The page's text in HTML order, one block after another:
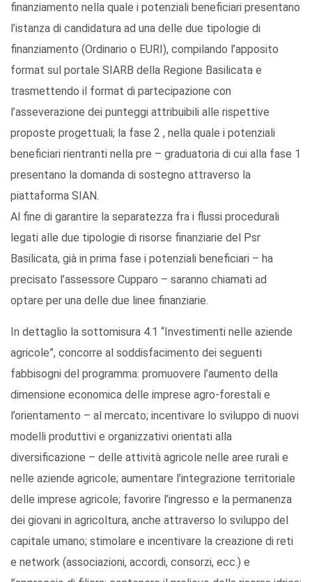
finanziamento nella quale i potenziali beneficiari presentano
l’istanza di candidatura ad una delle due tipologie di
finanziamento (Ordinario o EURI), compilando l’apposito
format sul portale SIARB della Regione Basilicata e
trasmettendo il format di partecipazione con
l’asseverazione dei punteggi attribuibili alle rispettive
proposte progettuali; la fase 2 , nella quale i potenziali
beneficiari rientranti nella pre – graduatoria di cui alla fase 1
presentano la domanda di sostegno attraverso la
piattaforma SIAN.
Al fine di garantire la separatezza fra i flussi procedurali
legati alle due tipologie di risorse finanziarie del Psr
Basilicata, già in prima fase i potenziali beneficiari – ha
precisato l’assessore Cupparo – saranno chiamati ad
optare per una delle due linee finanziarie.
In dettaglio la sottomisura 4.1 “Investimenti nelle aziende
agricole”, concorre al soddisfacimento dei seguenti
fabbisogni del programma: promuovere l’aumento della
dimensione economica delle imprese agro-forestali e
l’orientamento – al mercato; incentivare lo sviluppo di nuovi
modelli produttivi e organizzativi orientati alla
diversificazione – delle attività agricole nelle aree rurali e
nelle aziende agricole; aumentare l’integrazione territoriale
delle imprese agricole; favorire l’ingresso e la permanenza
dei giovani in agricoltura, anche attraverso lo sviluppo del
capitale umano; stimolare e incentivare la creazione di reti
e network (associazioni, accordi, consorzi, ecc.) e